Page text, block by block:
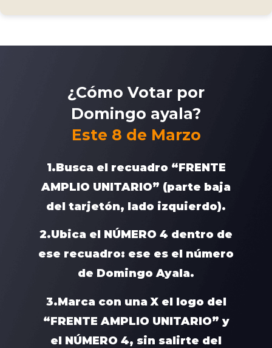
¿Cómo Votar por
Domingo ayala?
Este 8 de Marzo
1.Busca el recuadro “FRENTE
AMPLIO UNITARIO” (parte baja
del tarjetón, lado izquierdo).
2.Ubica el NÚMERO 4 dentro de
ese recuadro: ese es el número
de Domingo Ayala.
3.Marca con unaXel logo del
“FRENTE AMPLIO UNITARIO” y
el NÚMERO 4, sin salirte del